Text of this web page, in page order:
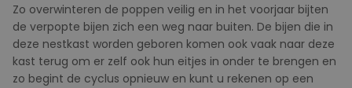
Zo overwinteren de poppen veilig en in het voorjaar bijten
de verpopte bijen zich een weg naar buiten. De bijen die in
deze nestkast worden geboren komen ook vaak naar deze
kast terug om er zelf ook hun eitjes in onder te brengen en
zo begint de cyclus opnieuw en kunt u rekenen op een